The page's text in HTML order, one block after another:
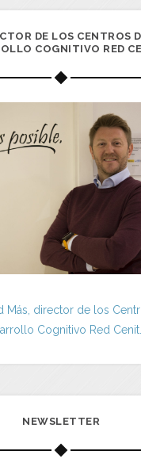
DE LOS CENTROS
COGNITIVO RED
Más, director de los
Cognitivo Red Cenit.
NEWSLETTER